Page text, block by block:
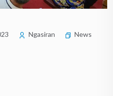
Ngasiran
News